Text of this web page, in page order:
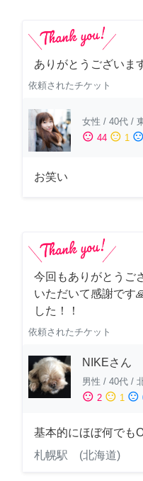
ありがとうございま
依頼されたチケット
女性 / 40代 /
sentiment_satisfied 44 sentiment_neutral 1 sentiment_dissatisfied
お笑い
今回もありがとうご
いただいて感謝です
した！！
依頼されたチケット
NIKEさん
男性 / 40代 /
sentiment_satisfied 2 sentiment_neutral 1 sentiment_dissatisfied
基本的にほぼ何でも
札幌駅 (北海道)